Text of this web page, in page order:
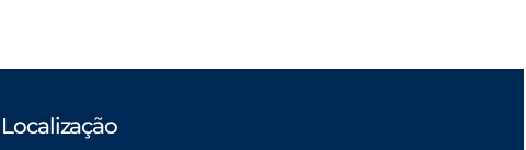
Localização